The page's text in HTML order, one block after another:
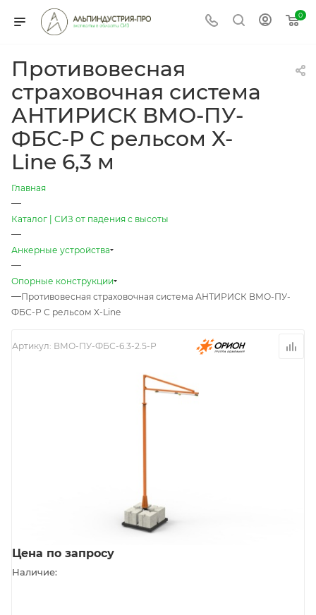
0
Противовесная
страховочная система
АНТИРИСК ВМО-ПУ-
ФБС-Р С рельсом X-
Line 6,3 м
Главная
—
Каталог | СИЗ от падения с высоты
—
Анкерные устройства
—
Опорные конструкции
—Противовесная страховочная система АНТИРИСК ВМО-ПУ-
ФБС-Р С рельсом X-Line
Артикул: ВМО-ПУ-ФБС-6.3-2.5-Р
Цена по запросу
Наличие: